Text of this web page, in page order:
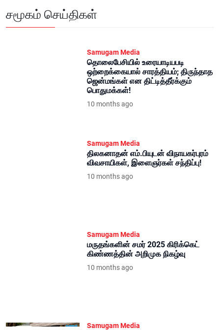
சமூகம் செய்திகள்
Samugam Media
தொலைபேசியில் உரையாடியபடி
ஒற்றைக்கையால் சாரத்தியம்; திருந்தாத
ஜென்மங்கள் என திட்டித்தீர்க்கும்
பொதுமக்கள்!
10 months ago
Samugam Media
திலகனாதன் எம்.பியுடன் விநாயகர்புரம்
விவசாயிகள், இளைஞர்கள் சந்திப்பு!
10 months ago
Samugam Media
மருதங்களின் சமர் 2025 கிரிக்கெட்
கிண்ணத்தின் அறிமுக நிகழ்வு
10 months ago
Samugam Media